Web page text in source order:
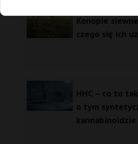
Konopie
czego się ich
HHC – co to
o tym
kannabinoidzie